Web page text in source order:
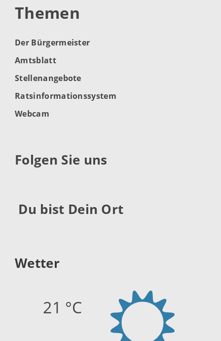
Themen
Der Bürgermeister
Amtsblatt
Stellenangebote
Ratsinformationssystem
Webcam
Folgen Sie uns
Du bist Dein Ort
Wetter
21 °C